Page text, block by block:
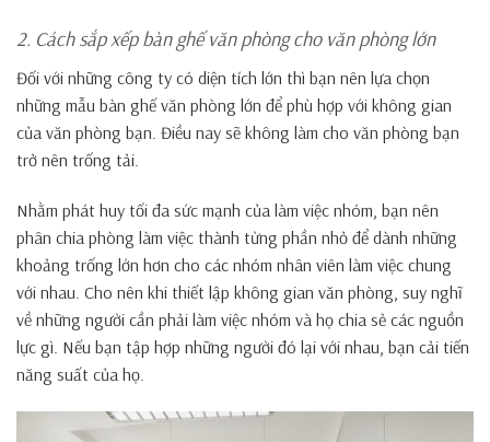
2. Cách sắp xếp bàn ghế văn phòng cho văn phòng lớn
Đối với những công ty có diện tích lớn thì bạn nên lựa chọn
những mẫu bàn ghế văn phòng lớn để phù hợp với không gian
của văn phòng bạn. Điều nay sẽ không làm cho văn phòng bạn
trở nên trống tải.
Nhằm phát huy tối đa sức mạnh của làm việc nhóm, bạn nên
phân chia phòng làm việc thành từng phần nhỏ để dành những
khoảng trống lớn hơn cho các nhóm nhân viên làm việc chung
với nhau. Cho nên khi thiết lập không gian văn phòng, suy nghĩ
về những người cần phải làm việc nhóm và họ chia sẻ các nguồn
lực gì. Nếu bạn tập hợp những người đó lại với nhau, bạn cải tiến
năng suất của họ.